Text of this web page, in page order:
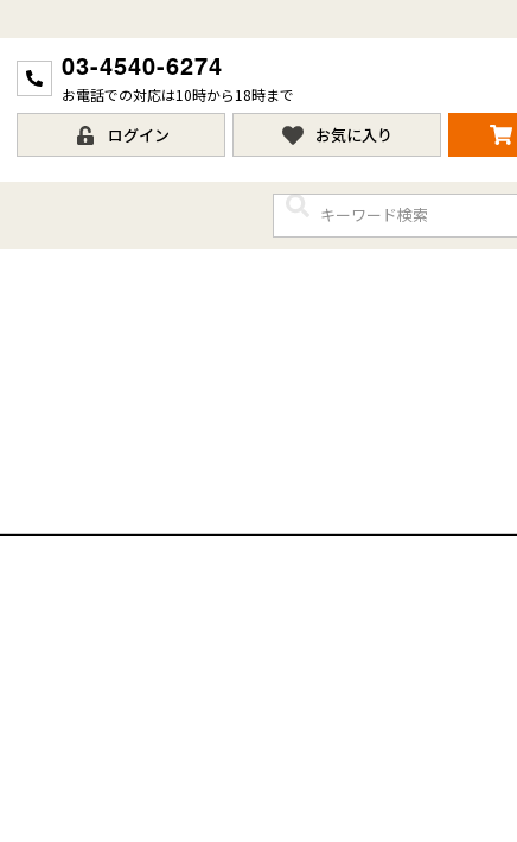
03-4540-6274
お電話での対応は10時から18時まで
ログイン お気に入り